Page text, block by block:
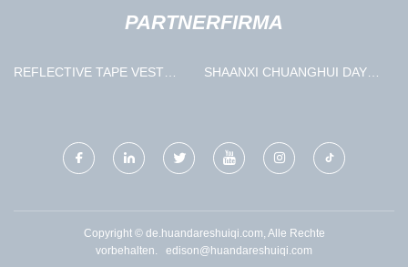
PARTNERFIRMA
REFLECTIVE TAPE VEST
SHAANXI CHUANGHUI DAYE
Copyright © de.huandareshuiqi.com, Alle Rechte
vorbehalten. edison@huandareshuiqi.com